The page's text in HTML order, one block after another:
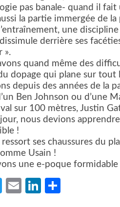
pas banale- quand il fait
la partie immergée de
une
dissimule derrière ses
».
quand même des
du dopage qui plane sur
depuis des années de la
Ben Johnson ou d’une
sur 100 mètres, Justin
nous devions
!
ses chaussures du
Usain !
une e-poque formidable
Twitter
EmailLinkedIn